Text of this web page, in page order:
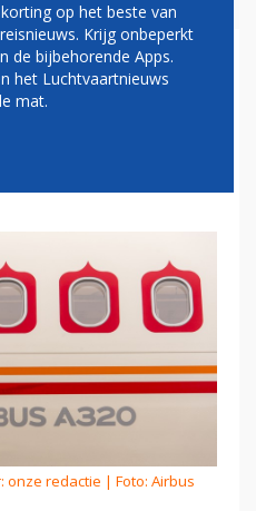
5.000
EN
onze redactie | Foto: Airbus
op het beste van
Krijg onbeperkt
de bijbehorende Apps.
het Luchtvaartnieuws
mat.